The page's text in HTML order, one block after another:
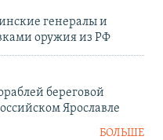
генералы и
оружия из РФ
береговой
Ярославле
БОЛЬШЕ